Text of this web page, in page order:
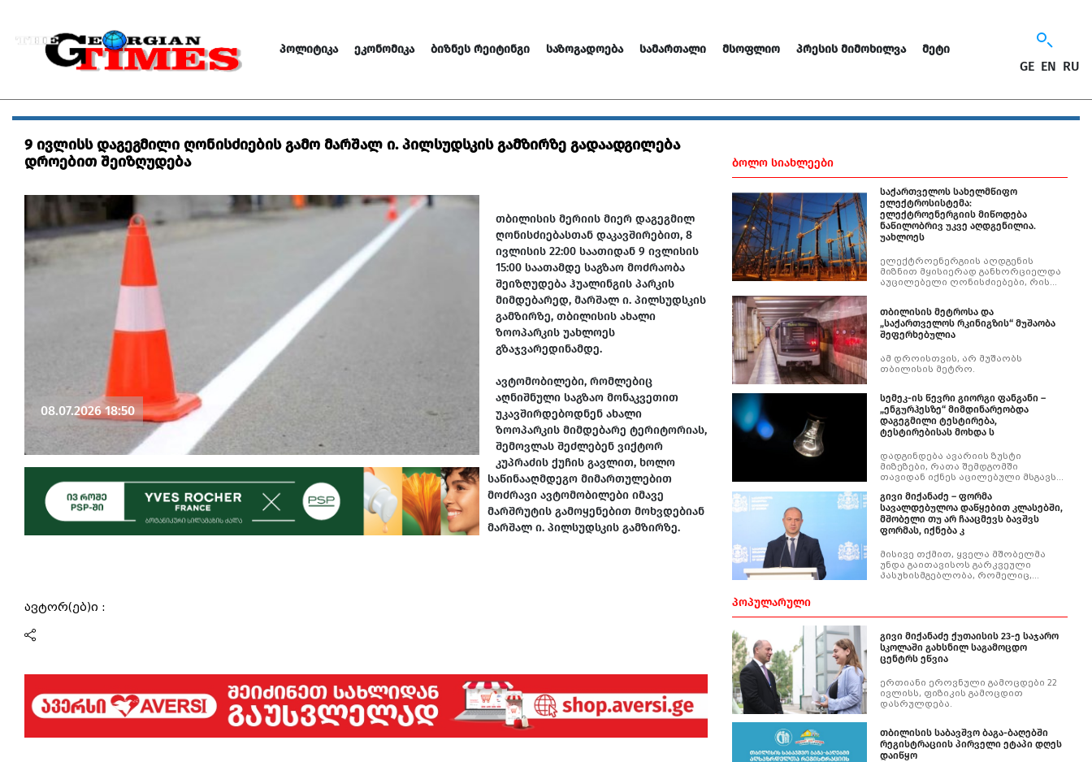
ᲞᲝᲚᲘᲢᲘᲙᲐ ᲔᲙᲝᲜᲝᲛᲘᲙᲐ ᲑᲘᲖᲜᲔᲡ ᲠᲔᲘᲢᲘᲜᲒᲘ ᲡᲐᲖᲝᲒᲐᲓᲝᲔᲑᲐ ᲡᲐᲛᲐᲠᲗᲐᲚᲘ ᲛᲡᲝᲤᲚᲘᲝ ᲞᲠᲔᲡᲘᲡ ᲛᲘᲛᲝᲮᲘᲚᲕᲐ ᲛᲔᲢᲘ
GE EN RU
9 ივლისს დაგეგმილი ღონისძიების გამო მარშალ ი. პილსუდსკის გამზირზე გადაადგილება
დროებით შეიზღუდება
08.07.2026 18:50
თბილისის მერიის მიერ დაგეგმილ
ღონისძიებასთან დაკავშირებით, 8
ივლისის 22:00 საათიდან 9 ივლისის
15:00 საათამდე საგზაო მოძრაობა
შეიზღუდება ჰუალინგის პარკის
მიმდებარედ, მარშალ ი. პილსუდსკის
გამზირზე, თბილისის ახალი
ზოოპარკის უახლოეს
გზაჯვარედინამდე.
ავტომობილები, რომლებიც
აღნიშნული საგზაო მონაკვეთით
უკავშირდებოდნენ ახალი
ზოოპარკის მიმდებარე ტერიტორიას,
შემოვლას შეძლებენ ვიქტორ
კუპრაძის ქუჩის გავლით, ხოლო
საწინააღმდეგო მიმართულებით
მოძრავი ავტომობილები იმავე
მარშრუტის გამოყენებით მოხვდებიან
მარშალ ი. პილსუდსკის გამზირზე.
ავტორ(ებ)ი :
ᲑᲝᲚᲝ ᲡᲘᲐᲮᲚᲔᲔᲑᲘ
საქართველოს სახელმწიფო
ელექტროსისტემა:
ელექტროენერგიის მიწოდება
ნაწილობრივ უკვე აღდგენილია.
უახლოეს
ელექტროენერგიის აღდგენის
მიზნით მყისიერად განხორციელდა
აუცილებელი ღონისძიებები, რის
ნაწილობრივ უკვე აღდგენილია
თბილისის მეტროსა და
„საქართველოს რკინიგზის“ მუშაობა
შეფერხებულია
ამ დროისთვის, არ მუშაობს
თბილისის მეტრო.
სემეკ-ის წევრი გიორგი ფანგანი –
„ენგურჰესზე“ მიმდინარეობდა
დაგეგმილი ტესტირება,
ტესტირებისას მოხდა ს
დადგინდება ავარიის ზუსტი
მიზეზები, რათა შემდგომში
თავიდან იქნეს აცილებული მსგავსი
გივი მიქანაძე – ფორმა
სავალდებულოა დაწყებით კლასებში,
მშობელი თუ არ ჩააცმევს ბავშვს
ფორმას, იქნება კ
მისივე თქმით, ყველა მშობელმა
უნდა გაითავისოს გარკვეული
პასუხისმგებლობა, რომელიც,
ᲞᲝᲞᲣᲚᲐᲠᲣᲚᲘ
გივი მიქანაძე ქუთაისის 23-ე საჯარო
სკოლაში გახსნილ საგამოცდო
ცენტრს ეწვია
ერთიანი ეროვნული გამოცდები 22
ივლისს, ფიზიკის გამოცდით
დასრულდება.
თბილისის საბავშვო ბაგა-ბაღებში
რეგისტრაციის პირველი ეტაპი დღეს
დაიწყო